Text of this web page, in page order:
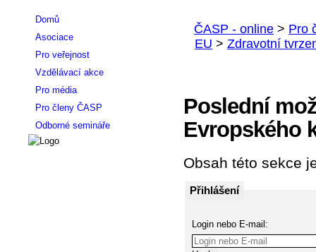
Poslední
Evropského
Obsah této sekce
Přihlášení
Login nebo E-mail:
Domů
Asociace
Pro veřejnost
Vzdělávací akce
Pro média
Pro členy ČASP
Odborné semináře